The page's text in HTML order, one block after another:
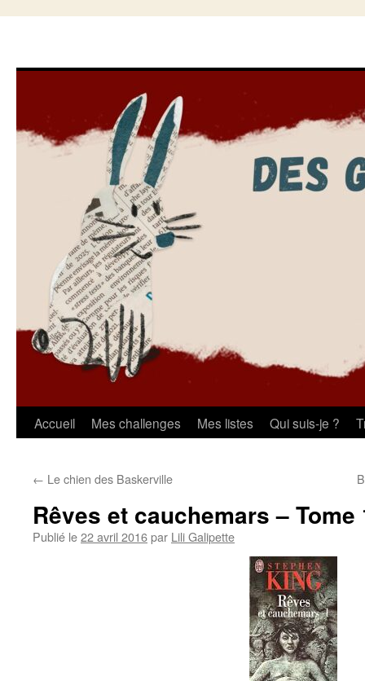
Aller
contenu
Accueil Mes challenges Mes listes Qui suis-je ?
← Le chien des Baskerville
Rêves et cauchemars – Tome
Publié le22 avril 2016par Lili Galipette